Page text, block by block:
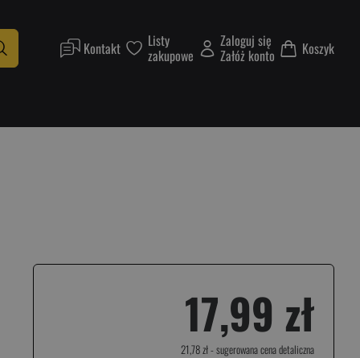
Kontakt Listy
zakupowe
Zaloguj się
Załóż konto Koszyk
17,99 zł
21,78 zł- sugerowana cena detaliczna